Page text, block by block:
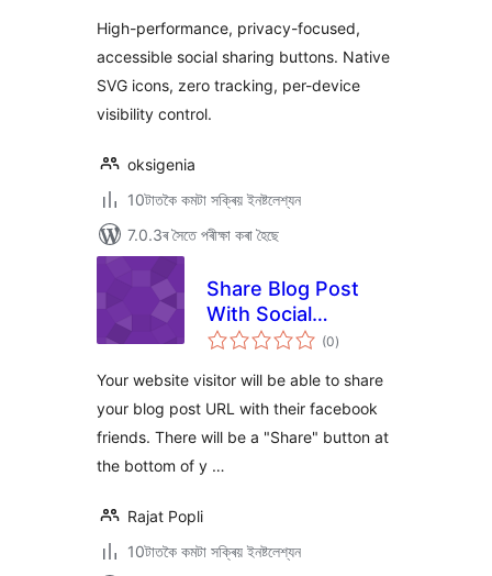
High-performance, privacy-focused,
accessible social sharing buttons. Native
SVG icons, zero tracking, per-device
visibility control.
oksigenia
10টাতকৈ কমটা সক্ৰিয় ইনষ্টলেশ্যন
7.0.3ৰ সৈতে পৰীক্ষা কৰা হৈছে
Share Blog Post
With Social
Network
(0টা
মুঠ)
Your website visitor will be able to share
your blog post URL with their facebook
friends. There will be a "Share" button at
the bottom of y …
Rajat Popli
10টাতকৈ কমটা সক্ৰিয় ইনষ্টলেশ্যন